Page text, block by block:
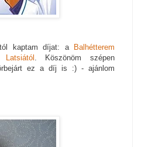
kaptam díjat: a Balhétterem
Latsiától . Köszönöm szépen
ez a díj is :) - ajánlom